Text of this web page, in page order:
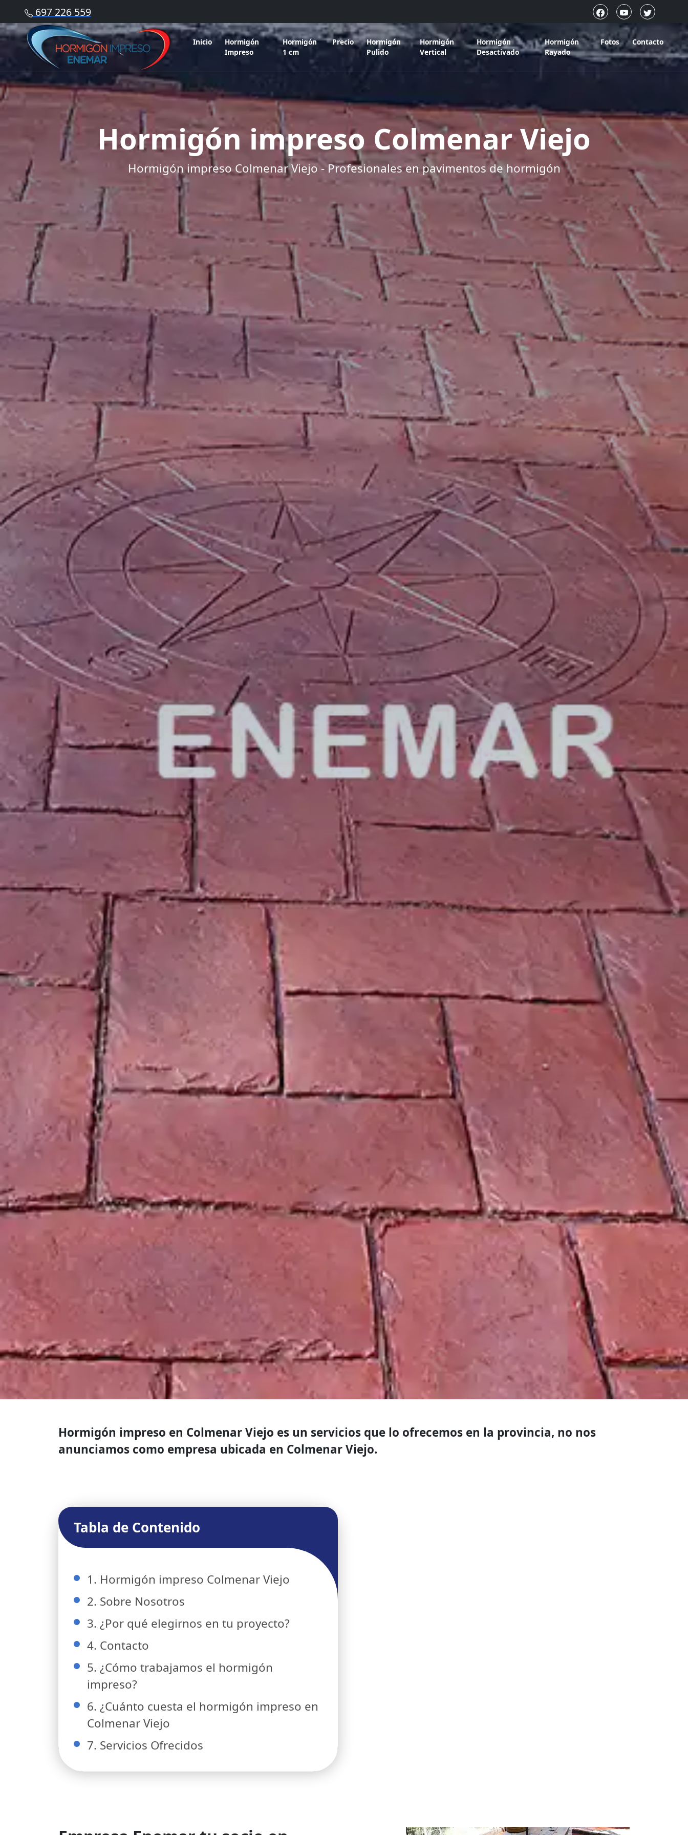
697 226 559
Inicio
Hormigón
Impreso
Hormigón
1 cm
Precio
Hormigón
Pulido
Hormigón
Vertical
Hormigón
Desactivado
Hormigón
Rayado
Fotos Contacto
Hormigón impreso Colmenar Viejo
Hormigón impreso Colmenar Viejo - Profesionales en pavimentos de hormigón
Hormigón impreso en Colmenar Viejo es un servicios que lo ofrecemos en la provincia, no nos
anunciamos como empresa ubicada en Colmenar Viejo.
Tabla de Contenido
1. Hormigón impreso Colmenar Viejo
2. Sobre Nosotros
3. ¿Por qué elegirnos en tu proyecto?
4. Contacto
5. ¿Cómo trabajamos el hormigón
impreso?
6. ¿Cuánto cuesta el hormigón impreso en
Colmenar Viejo
7. Servicios Ofrecidos